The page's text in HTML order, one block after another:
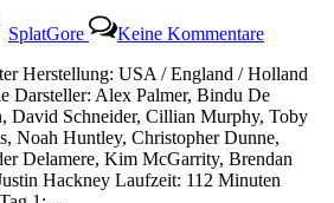
SplatGore Keine Kommentare28
Days
Later
Herstellung: USA / England / Holland
Darsteller: Alex Palmer, Bindu De
David Schneider, Cillian Murphy, Toby
Noah Huntley, Christopher Dunne,
Delamere, Kim McGarrity, Brendan
Hackney Laufzeit: 112 Minuten